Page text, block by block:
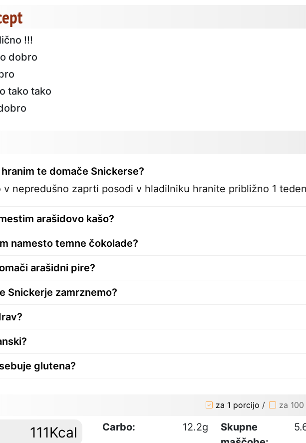
!!!
dobro
tako tako
te domače Snickerse?
v nepredušno zaprti posodi v hladilniku hranite približno 1
arašidovo kašo?
namesto temne čokolade?
arašidni pire?
Snickerje zamrznemo?
glutena?
za 1 porcijo / za
111Kcal Carbo: 12.2g
Skupne